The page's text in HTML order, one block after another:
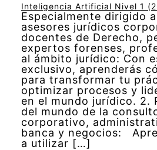
Inteligencia Artificial Nivel 1
Especialmente dirigido
asesores jurídicos
docentes de Derecho,
expertos forenses,
al ámbito jurídico: Con
exclusivo, aprenderás
para transformar tu
optimizar procesos y
en el mundo jurídico. 2.
del mundo de la
corporativo,
banca y negocios:
a utilizar […]